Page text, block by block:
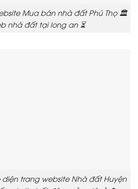
Mua bán nhà đất Phú Thọ 🏛️
nhà đất tại long an ⏳
trang website Nhà đất Huyện